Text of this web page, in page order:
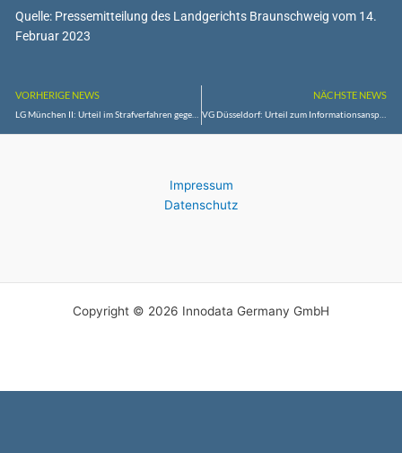
Quelle: Pressemitteilung des Landgerichts Braunschweig vom 14.
Februar 2023
VORHERIGE NEWS
LG München II: Urteil im Strafverfahren gegen Roman P. wegen des Verdachts des Totschlags („Schüttelbaby“)
NÄCHSTE NEWS
VG Düsseldorf: Urteil zum Informationsanspruch von Fluglärmgegnern nicht befolgt – Land NRW muss 10.000,- Euro Zwangsgeld zahlen
Impressum
Datenschutz
Copyright © 2026 Innodata Germany GmbH